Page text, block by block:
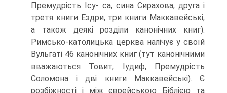
Премудрість Ісу- са, сина Сирахова, друга і
третя книги Ездри, три книги Маккавейські,
а також деякі розділи канонічних книг).
Римсько-католицька церква налічує у своїй
Вульгаті 46 канонічних книг (тут канонічними
вважаються Товит, Іудиф, Пре­мудрість
Соломона і дві книги Маккавейські). Є
розбіжності і між єврейською Біблією та